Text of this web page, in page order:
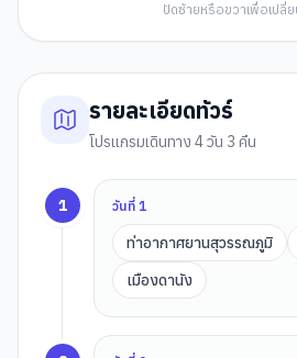
ปัดซ้ายหรือขวาเพื่อเปลี่ย
รายละเอียดทัวร์
โปรแกรมเดินทาง 4 วัน 3 คืน
1 วันที่1
ท่าอากาศยานสุวรรณภูมิ
เมืองดานัง